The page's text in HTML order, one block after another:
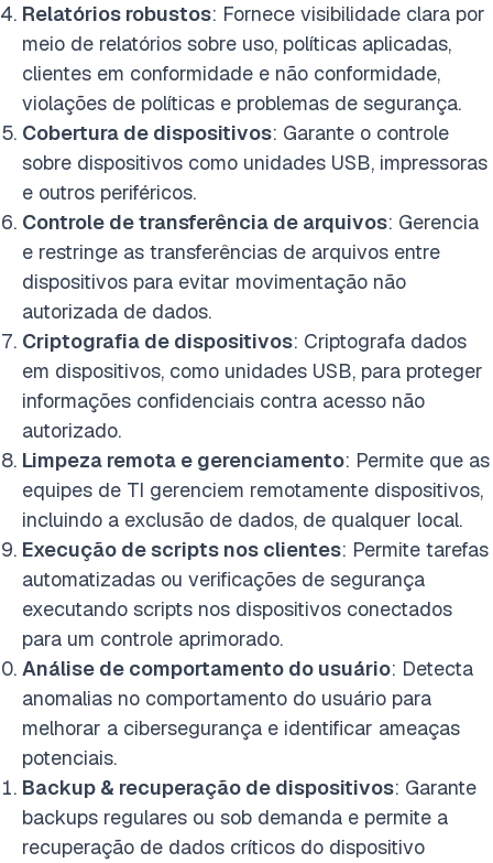
Relatórios robustos: Fornece visibilidade clara por
meio de relatórios sobre uso, políticas aplicadas,
clientes em conformidade e não conformidade,
violações de políticas e problemas de segurança.
Cobertura de dispositivos: Garante o controle
sobre dispositivos como unidades USB, impressoras
e outros periféricos.
Controle de transferência de arquivos: Gerencia
e restringe as transferências de arquivos entre
dispositivos para evitar movimentação não
autorizada de dados.
Criptografia de dispositivos: Criptografa dados
em dispositivos, como unidades USB, para proteger
informações confidenciais contra acesso não
autorizado.
Limpeza remota e gerenciamento: Permite que as
equipes de TI gerenciem remotamente dispositivos,
incluindo a exclusão de dados, de qualquer local.
Execução de scripts nos clientes: Permite tarefas
automatizadas ou verificações de segurança
executando scripts nos dispositivos conectados
para um controle aprimorado.
Análise de comportamento do usuário: Detecta
anomalias no comportamento do usuário para
melhorar a cibersegurança e identificar ameaças
potenciais.
Backup & recuperação de dispositivos: Garante
backups regulares ou sob demanda e permite a
recuperação de dados críticos do dispositivo